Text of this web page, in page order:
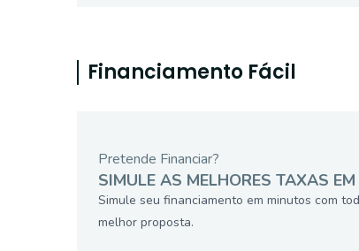
Financiamento Fácil
Pretende Financiar?
SIMULE AS MELHORES TAXAS
Simule seu financiamento em minutos com
melhor proposta.